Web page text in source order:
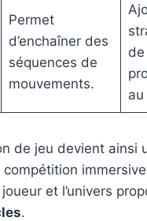
Permet
d’enchaîner des
séquences de
mouvements.
de
au
de jeu devient ainsi
compétition
et l’univers
.